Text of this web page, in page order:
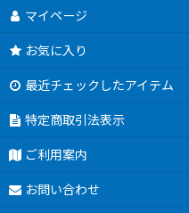
マイページ
お気に入り
最近チェックしたアイテム
特定商取引法表示
ご利用案内
お問い合わせ